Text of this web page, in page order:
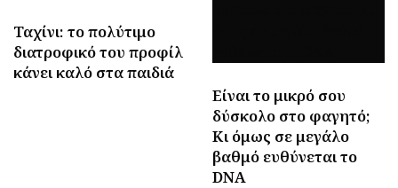
Ταχίνι: το πολύτιμο
διατροφικό του προφίλ
κάνει καλό στα παιδιά
Είναι το μικρό σου
δύσκολο στο φαγητό;
Κι όμως σε μεγάλο
βαθμό ευθύνεται το
DNA